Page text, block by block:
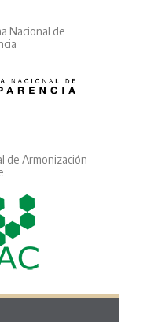
Nacional de
de Armonización